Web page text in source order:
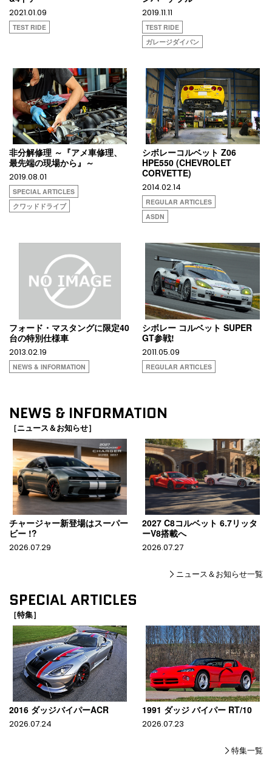
2021.01.09
TEST RIDE
2019.11.11
TEST RIDE
ガレージダイバン
非分解修理 ～『アメ車修理、
最先端の現場から』～
2019.08.01
SPECIAL ARTICLES
クワッドドライブ
シボレーコルベット Z06
HPE550 (CHEVROLET
CORVETTE)
2014.02.14
REGULAR ARTICLES
ASDN
フォード・マスタングに限定40
台の特別仕様車
2013.02.19
NEWS & INFORMATION
シボレー コルベット SUPER
GT参戦!
2011.05.09
REGULAR ARTICLES
NEWS & INFORMATION
［ニュース＆お知らせ］
チャージャー新登場はスーパー
ビー !?
2026.07.29
2027 C8コルベット 6.7リッタ
ーV8搭載へ
2026.07.27
ニュース＆お知らせ一覧
SPECIAL ARTICLES
［特集］
2016 ダッジバイパーACR
2026.07.24
1991 ダッジ バイパー RT/10
2026.07.23
特集一覧